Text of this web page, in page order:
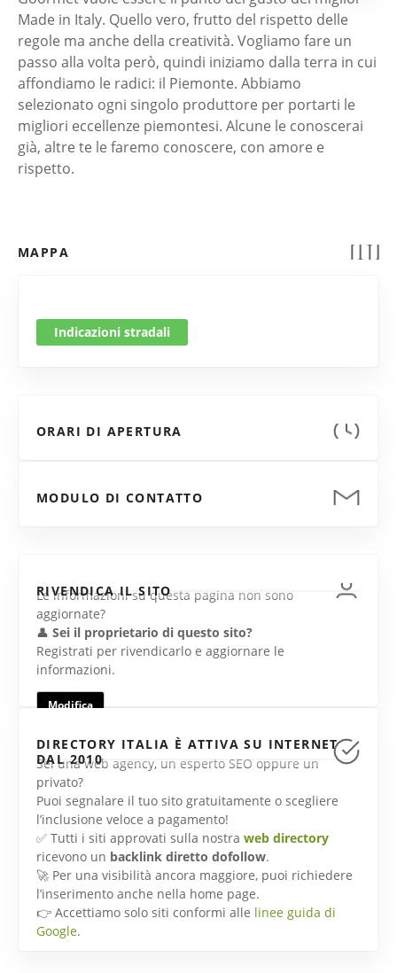
Made in Italy. Quello vero, frutto del rispetto delle
regole ma anche della creatività. Vogliamo fare un
passo alla volta però, quindi iniziamo dalla terra in cui
affondiamo le radici: il Piemonte. Abbiamo
selezionato ogni singolo produttore per portarti le
migliori eccellenze piemontesi. Alcune le conoscerai
già, altre te le faremo conoscere, con amore e
rispetto.
MAPPA
Indicazioni stradali
ORARI DI APERTURA
MODULO DI CONTATTO
RIVENDICA IL SITO
Le informazioni su questa pagina non sono
aggiornate?
👤 Sei il proprietario di questo sito?
Registrati per rivendicarlo e aggiornare le
informazioni.
Modifica
DIRECTORY ITALIA È ATTIVA SU INTERNET
DAL 2010
Sei una web agency, un esperto SEO oppure un
privato?
Puoi segnalare il tuo sito gratuitamente o scegliere
l’inclusione veloce a pagamento!
✅ Tutti i siti approvati sulla nostra web directory
ricevono un backlink diretto dofollow.
🚀 Per una visibilità ancora maggiore, puoi richiedere
l’inserimento anche nella home page.
👉 Accettiamo solo siti conformi alle linee guida di
Google.